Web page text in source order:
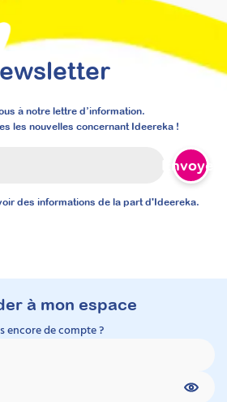
à notre lettre d’information.
les nouvelles concernant Ideereka !
Envoyer
des informations de la part d'Ideereka.
à mon espace
encore de compte ?